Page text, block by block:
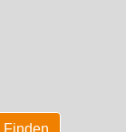
Finden